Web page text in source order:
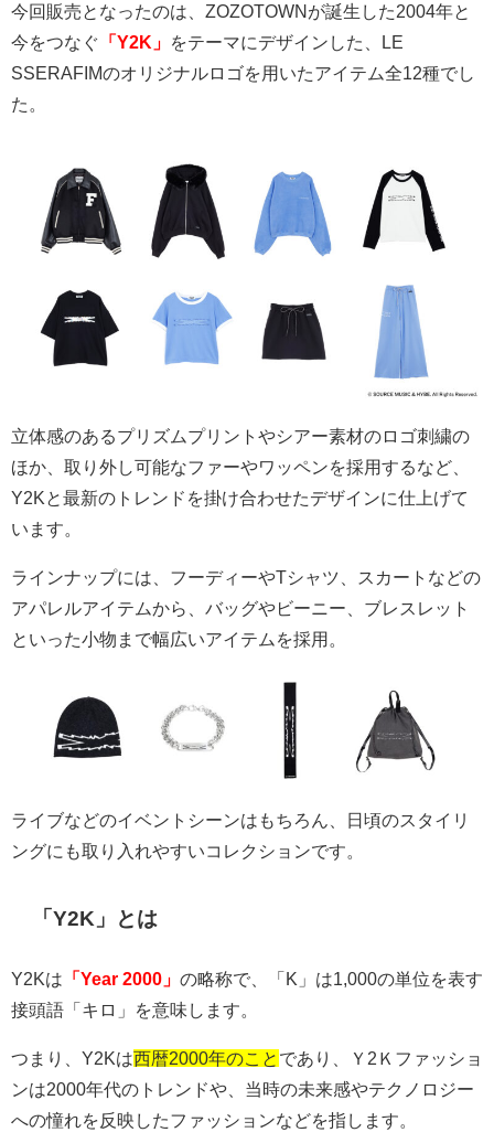
今回販売となったのは、 ZOZOTOWN が誕生した2004年と
今をつなぐ 「Y2K」 をテーマにデザインした、
LE
SSERAFIMのオリジナルロゴを用いたアイテム全12種でし
た。
立体感のあるプリズムプリントやシアー素材のロゴ刺繍の
ほか、取り外し可能なファーやワッペンを採用するなど、
Y2K と最新のトレンドを掛け合わせたデザインに仕上げて
います。
ラインナップには、フーディーやTシャツ、スカートなどの
アパレルアイテムから、バッグやビーニー、ブレスレット
といった小物まで幅広いアイテムを採用。
ライブなどのイベントシーンはもちろん、日頃のスタイリ
ングにも取り入れやすいコレクションです。
「Y2K」とは
Y2Kは 「Year 2000」 の略称で、「 K 」は1,000の単位を表す
接頭語「キロ」を意味します。
つまり、 Y2Kは西暦2000年のこと であり、Ｙ 2 Ｋファッショ
ンは2000年代のトレンドや、当時の未来感やテクノロジー
への憧れを反映したファッションなどを指します。